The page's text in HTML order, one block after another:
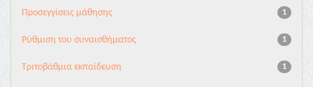
1
Προσεγγίσεις μάθησης
1
Ρύθμιση του συναισθήματος
1
Τριτοβάθμια εκπαίδευση